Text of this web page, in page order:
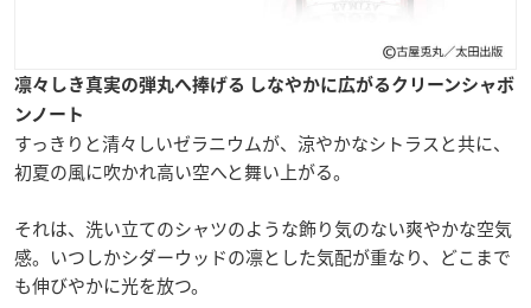
凛々しき真実の弾丸へ捧げる しなやかに広がるクリーンシャボ
ンノート
すっきりと清々しいゼラニウムが、涼やかなシトラスと共に、
初夏の風に吹かれ高い空へと舞い上がる。
それは、洗い立てのシャツのような飾り気のない爽やかな空気
感。いつしかシダーウッドの凛とした気配が重なり、どこまで
も伸びやかに光を放つ。